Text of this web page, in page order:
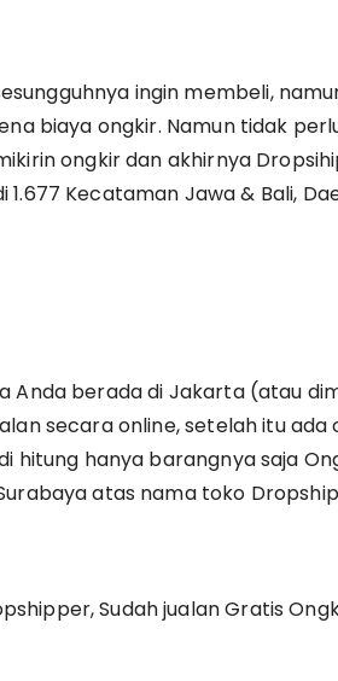
ingin membeli,
biaya ongkir. Namun tidak
ongkir dan akhirnya
1.677 Kecataman Jawa & Bali,
Anda berada di Jakarta (atau
secara online, setelah itu
hitung hanya barangnya saja
atas nama toko
Sudah jualan Gratis